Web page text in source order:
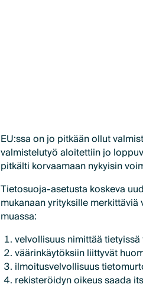
EU:ssa on jo pitkään ollut
valmistelutyö aloitettiin jo
pitkälti korvaamaan nykyisin
Tietosuoja-asetusta koskeva
mukanaan yrityksille
muassa:
velvollisuus nimittää
väärinkäytöksiin liittyvät
ilmoitusvelvollisuus
rekisteröidyn oikeus saada